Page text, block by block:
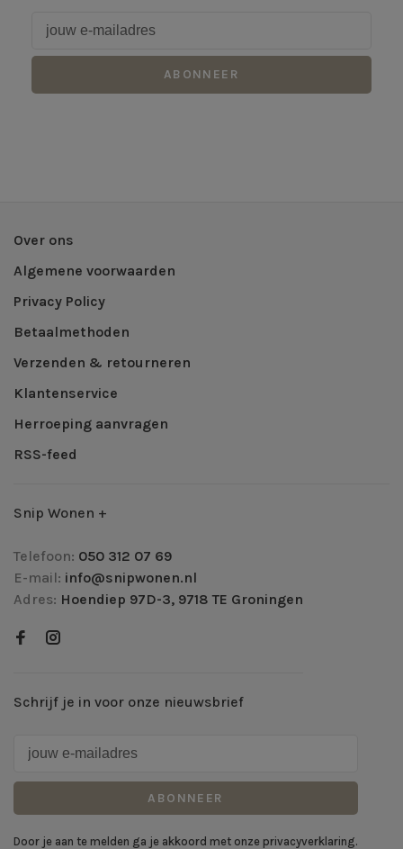
ABONNEER
Over ons
Algemene voorwaarden
Privacy Policy
Betaalmethoden
Verzenden & retourneren
Klantenservice
Herroeping aanvragen
RSS-feed
Snip Wonen +
Telefoon: 050 312 07 69
E-mail: info@snipwonen.nl
Adres: Hoendiep 97D-3, 9718 TE Groningen
Schrijf je in voor onze nieuwsbrief
ABONNEER
Door je aan te melden ga je akkoord met onze privacyverklaring.